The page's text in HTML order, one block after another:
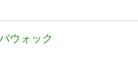
ウォック